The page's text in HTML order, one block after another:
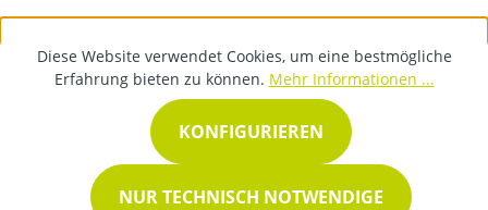
Diese Website verwendet Cookies, um eine bestmögliche
Erfahrung bieten zu können. Mehr Informationen ...
NUR TECHNISCH NOTWENDIGE
KONFIGURIEREN